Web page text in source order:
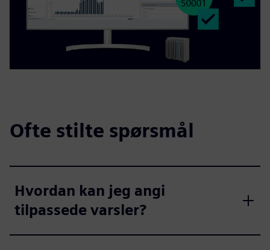
Ofte stilte spørsmål
Hvordan kan jeg angi
tilpassede varsler?